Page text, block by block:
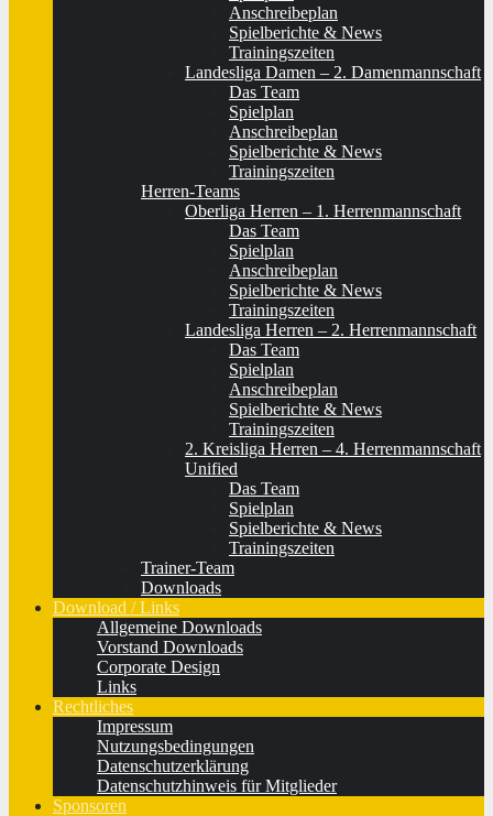
Anschreibeplan
Spielberichte & News
Trainingszeiten
Landesliga Damen – 2. Damenmannschaft
Das Team
Spielplan
Anschreibeplan
Spielberichte & News
Trainingszeiten
Herren-Teams
Oberliga Herren – 1. Herrenmannschaft
Das Team
Spielplan
Anschreibeplan
Spielberichte & News
Trainingszeiten
Landesliga Herren – 2. Herrenmannschaft
Das Team
Spielplan
Anschreibeplan
Spielberichte & News
Trainingszeiten
2. Kreisliga Herren – 4. Herrenmannschaft
Unified
Das Team
Spielplan
Spielberichte & News
Trainingszeiten
Trainer-Team
Downloads
Download / Links
Allgemeine Downloads
Vorstand Downloads
Corporate Design
Links
Rechtliches
Impressum
Nutzungsbedingungen
Datenschutzerklärung
Datenschutzhinweis für Mitglieder
Sponsoren